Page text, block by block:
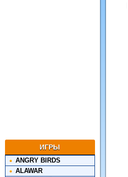
ИГРЫ
ANGRY BIRDS
ALAWAR